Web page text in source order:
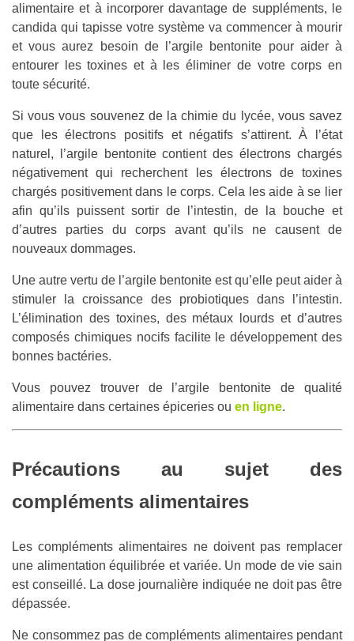
alimentaire et à incorporer davantage de suppléments, le
candida qui tapisse votre système va commencer à mourir
et vous aurez besoin de l’argile bentonite pour aider à
entourer les toxines et à les éliminer de votre corps en
toute sécurité.
Si vous vous souvenez de la chimie du lycée, vous savez
que les électrons positifs et négatifs s’attirent. À l’état
naturel, l’argile bentonite contient des électrons chargés
négativement qui recherchent les électrons de toxines
chargés positivement dans le corps. Cela les aide à se lier
afin qu’ils puissent sortir de l’intestin, de la bouche et
d’autres parties du corps avant qu’ils ne causent de
nouveaux dommages.
Une autre vertu de l’argile bentonite est qu’elle peut aider à
stimuler la croissance des probiotiques dans l’intestin.
L’élimination des toxines, des métaux lourds et d’autres
composés chimiques nocifs facilite le développement des
bonnes bactéries.
Vous pouvez trouver de l’argile bentonite de qualité
alimentaire dans certaines épiceries ou en ligne.
Précautions au sujet des
compléments alimentaires
Les compléments alimentaires ne doivent pas remplacer
une alimentation équilibrée et variée. Un mode de vie sain
est conseillé. La dose journalière indiquée ne doit pas être
dépassée.
Ne consommez pas de compléments alimentaires pendant